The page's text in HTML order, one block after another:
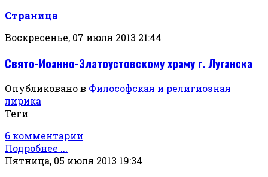
Страница
Воскресенье, 07 июля 2013 21:44
Свято-Иоанно-Златоустовскому храму г. Луганска
Опубликовано в Философская и религиозная
лирика
Теги
6 комментарии
Подробнее ...
Пятница, 05 июля 2013 19:34